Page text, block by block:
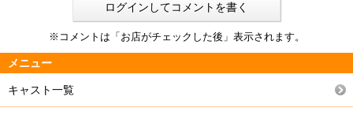
ログインしてコメントを書く
※コメントは「お店がチェックした後」表示されます。
メニュー
キャスト一覧